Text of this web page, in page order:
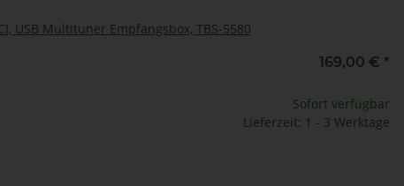
USB Multituner Empfangsbox, TBS-5580
169,00 € *
Sofort verfügbar
Lieferzeit: 1 - 3 Werktage